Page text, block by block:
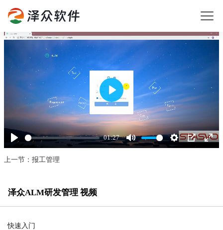
Play
01:27
Mute SettingsPIP
Enter
Play
上一节：报工管理
泽众ALM研发管理 视频
快速入门